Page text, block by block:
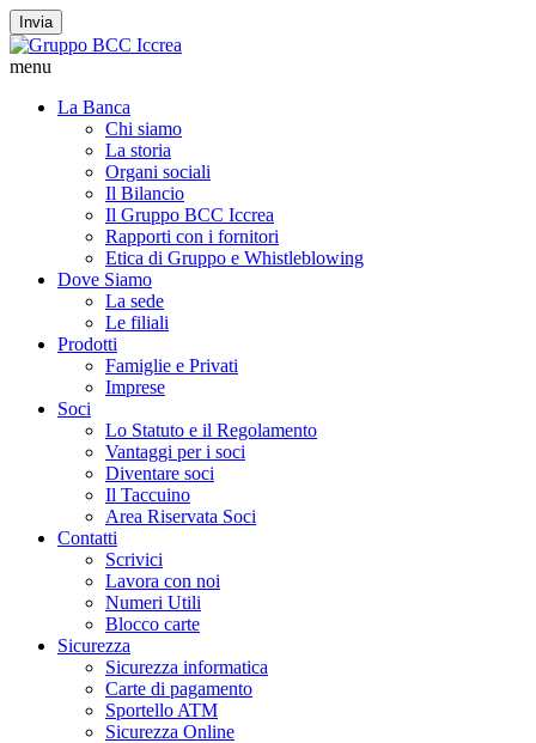
Invia
menu
La Banca
Chi siamo
La storia
Organi sociali
Il Bilancio
Il Gruppo BCC Iccrea
Rapporti con i fornitori
Etica di Gruppo e Whistleblowing
Dove Siamo
La sede
Le filiali
Prodotti
Famiglie e Privati
Imprese
Soci
Lo Statuto e il Regolamento
Vantaggi per i soci
Diventare soci
Il Taccuino
Area Riservata Soci
Contatti
Scrivici
Lavora con noi
Numeri Utili
Blocco carte
Sicurezza
Sicurezza informatica
Carte di pagamento
Sportello ATM
Sicurezza Online